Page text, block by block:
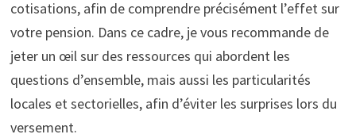
cotisations, afin de comprendre précisément l’effet sur
votre pension. Dans ce cadre, je vous recommande de
jeter un œil sur des ressources qui abordent les
questions d’ensemble, mais aussi les particularités
locales et sectorielles, afin d’éviter les surprises lors du
versement.